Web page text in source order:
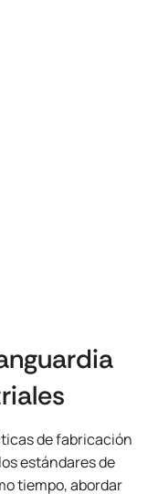
de fabricación
estándares de
tiempo, abordar